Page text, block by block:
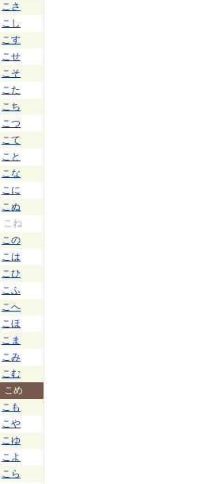
こさ
こし
こす
こせ
こそ
こた
こち
こつ
こて
こと
こな
こに
こぬ
こね
この
こは
こひ
こふ
こへ
こほ
こま
こみ
こむ
こめ
こも
こや
こゆ
こよ
こら